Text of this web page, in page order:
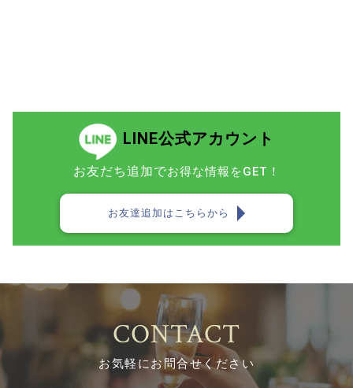
LINE公式アカウント
お友だち追加でお得な情報をGET！
お友達追加はこちらから
CONTACT
お気軽にお問合せください